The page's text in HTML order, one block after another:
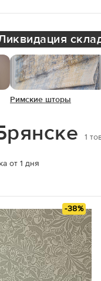
Римские шторы
1
от 1 дня
-38%